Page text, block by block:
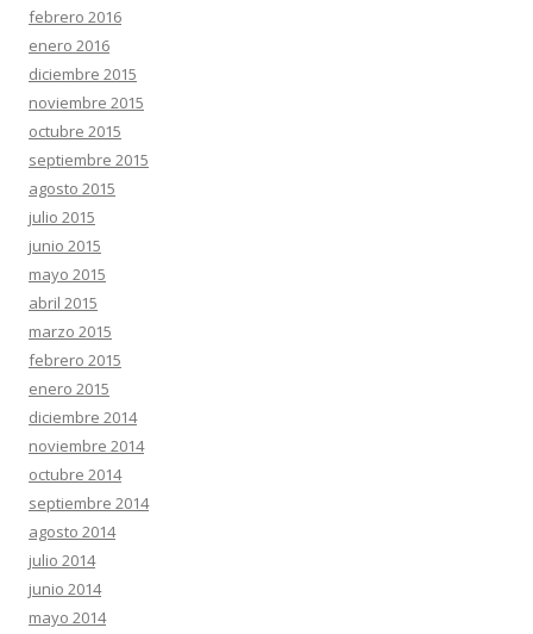
febrero 2016
enero 2016
diciembre 2015
noviembre 2015
octubre 2015
septiembre 2015
agosto 2015
julio 2015
junio 2015
mayo 2015
abril 2015
marzo 2015
febrero 2015
enero 2015
diciembre 2014
noviembre 2014
octubre 2014
septiembre 2014
agosto 2014
julio 2014
junio 2014
mayo 2014